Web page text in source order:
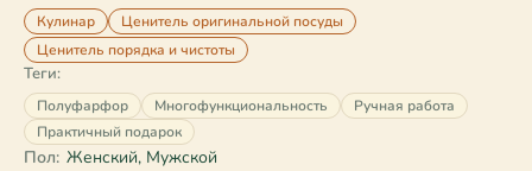
Кулинар
Ценитель оригинальной посуды
Ценитель порядка и чистоты
Теги:
Полуфарфор Многофункциональность
Ручная работа
Практичный подарок
Пол: Женский, Мужской